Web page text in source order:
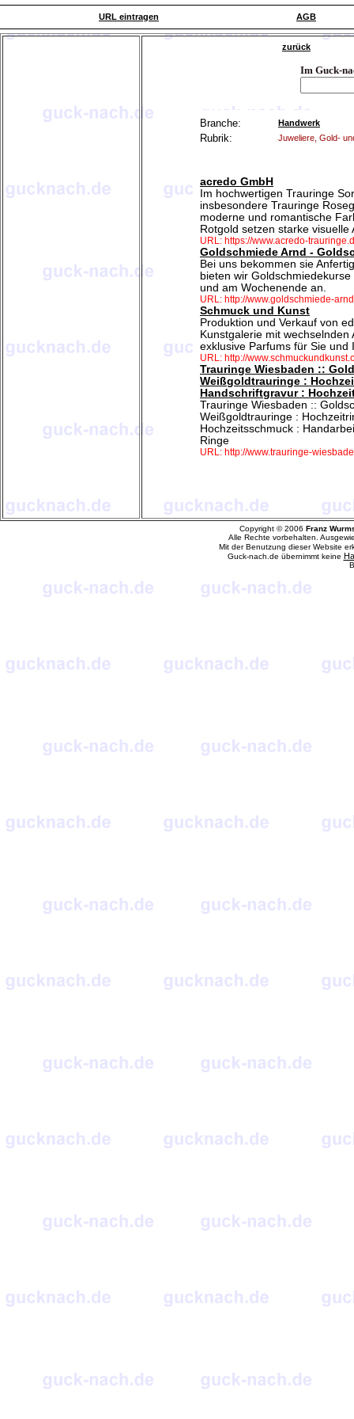
URL eintragen AGB
zurück
Im Guck-
Branche: Handwerk
Rubrik: Juweliere, Gold-
acredo GmbH
Im hochwertigen Trauringe
insbesondere Trauringe
moderne und romantische
Rotgold setzen starke
URL: https://www.acredo-
Goldschmiede Arnd -
Bei uns bekommen sie
bieten wir
und am Wochenende an.
URL: http://www.goldschmiede-
Schmuck und Kunst
Produktion und Verkauf von
Kunstgalerie mit
exklusive Parfums für Sie und
URL: http://
Trauringe Wiesbaden ::
Weißgoldtrauringe :
Handschriftgravur :
Trauringe Wiesbaden ::
Weißgoldtrauringe :
Hochzeitsschmuck :
Ringe
URL: http://www.trauringe-
Copyright © 2006 Franz
Alle Rechte vorbehalten.
Mit der Benutzung dieser Website
Guck-nach.de übernimmt keine